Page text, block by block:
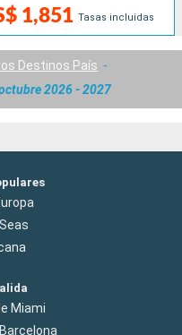
1,851 Tasas incluidas
Destinos País
2026 - 2027
Miami